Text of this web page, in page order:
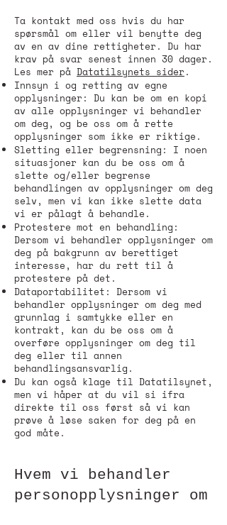
Ta kontakt med oss hvis du har
spørsmål om eller vil benytte deg
av en av dine rettigheter. Du har
krav på svar senest innen 30 dager.
Les mer på Datatilsynets sider.
Innsyn i og retting av egne
opplysninger: Du kan be om en kopi
av alle opplysninger vi behandler
om deg, og be oss om å rette
opplysninger som ikke er riktige.
Sletting eller begrensning: I noen
situasjoner kan du be oss om å
slette og/eller begrense
behandlingen av opplysninger om deg
selv, men vi kan ikke slette data
vi er pålagt å behandle.
Protestere mot en behandling:
Dersom vi behandler opplysninger om
deg på bakgrunn av berettiget
interesse, har du rett til å
protestere på det.
Dataportabilitet: Dersom vi
behandler opplysninger om deg med
grunnlag i samtykke eller en
kontrakt, kan du be oss om å
overføre opplysninger om deg til
deg eller til annen
behandlingsansvarlig.
Du kan også klage til Datatilsynet,
men vi håper at du vil si ifra
direkte til oss først så vi kan
prøve å løse saken for deg på en
god måte.
Hvem vi behandler
personopplysninger om